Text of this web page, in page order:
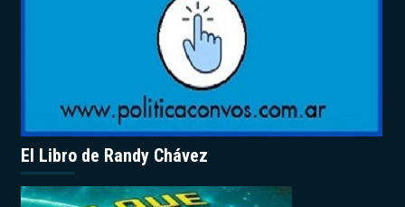
El Libro de Randy Chávez